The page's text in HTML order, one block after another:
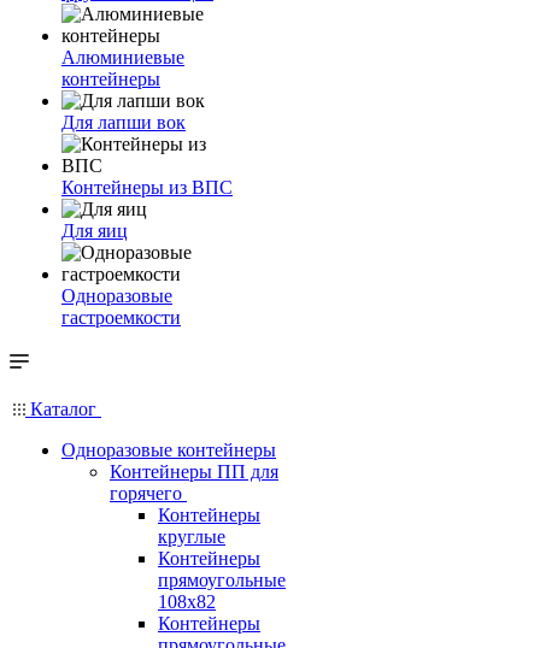
Алюминиевые
контейнеры
Для лапши вок
Контейнеры из ВПС
Для яиц
Одноразовые
гастроемкости
Каталог
Одноразовые контейнеры
Контейнеры ПП для
горячего
Контейнеры
круглые
Контейнеры
прямоугольные
108х82
Контейнеры